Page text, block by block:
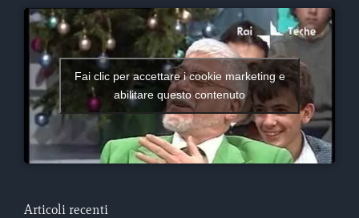
Fai clic per accettare i cookie marketing e
abilitare questo contenuto
Articoli recenti